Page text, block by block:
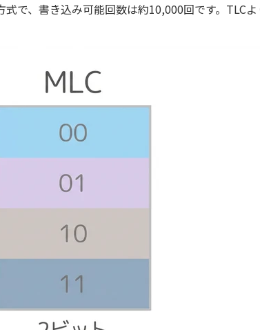
で、書き込み可能回数は約10,000回です。TLC